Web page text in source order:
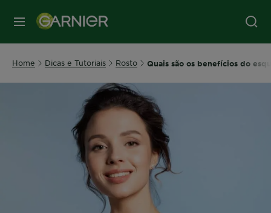
MENU
Home Dicas e Tutoriais Rosto Quais são os benefícios do